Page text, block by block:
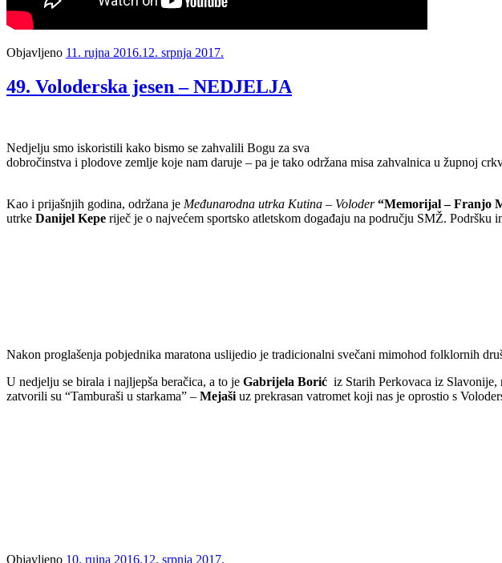
Objavljeno 11. rujna 2016.12. srpnja 2017.
49. Voloderska jesen – NEDJELJA
Nedjelju smo iskoristili kako bismo se zahvalili Bogu za sva
dobročinstva i plodove zemlje koje nam daruje – pa je tako održana misa zahvalnica u župnoj
Kao i prijašnjih godina, održana je Međunarodna utrka Kutina – Voloder “Memorijal – Franjo
utrke Danijel Kepe riječ je o najvećem sportsko atletskom događaju na području SMŽ. Podršku
Nakon proglašenja pobjednika maratona uslijedio je tradicionalni svečani mimohod folklornih
U nedjelju se birala i najljepša beračica, a to je Gabrijela Borić iz Starih Perkovaca iz Slavonije,
zatvorili su “Tamburaši u starkama” – Mejaši uz prekrasan vatromet koji nas je oprostio s
Objavljeno 10. rujna 2016.12. srpnja 2017.